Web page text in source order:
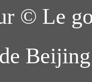
© Le